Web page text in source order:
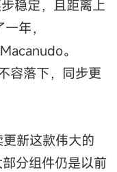
稳定，且距离上
年，
。
容落下，同步更
新这款伟大的
分组件仍是以前